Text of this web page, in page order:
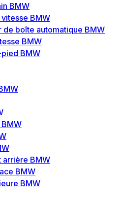
BMW
BMW
de boîte automatique BMW
BMW
BMW
arrière BMW
BMW
BMW